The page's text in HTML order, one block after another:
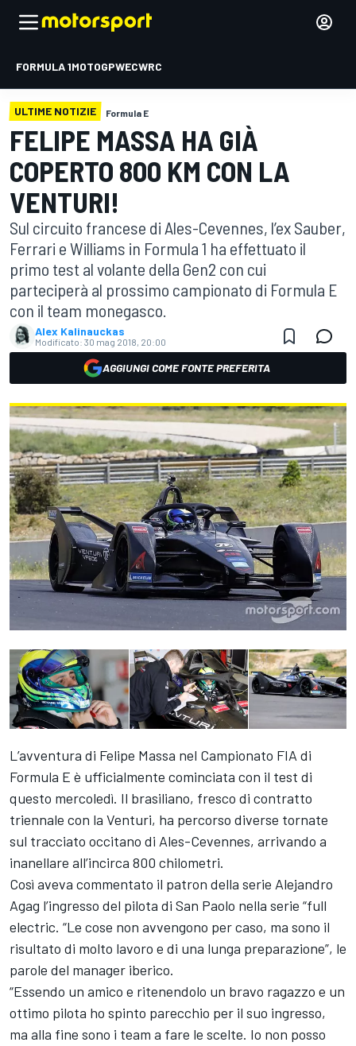
FORMULA 1MOTOGPWECWRC
ULTIME NOTIZIE Formula E
FELIPE MASSA HA GIÀ
COPERTO 800 KM CON LA
VENTURI!
Sul circuito francese di Ales-Cevennes, l’ex Sauber,
Ferrari e Williams in Formula 1 ha effettuato il
primo test al volante della Gen2 con cui
parteciperà al prossimo campionato di Formula E
con il team monegasco.
Alex Kalinauckas
Modificato: 30 mag 2018, 20:00
AGGIUNGI COME FONTE PREFERITA
L’avventura di Felipe Massa nel Campionato FIA di
Formula E è ufficialmente cominciata con il test di
questo mercoledì. Il brasiliano, fresco di contratto
triennale con la Venturi, ha percorso diverse tornate
sul tracciato occitano di Ales-Cevennes, arrivando a
inanellare all’incirca 800 chilometri.
Così aveva commentato il patron della serie Alejandro
Agag l’ingresso del pilota di San Paolo nella serie “full
electric. “Le cose non avvengono per caso, ma sono il
risultato di molto lavoro e di una lunga preparazione”, le
parole del manager iberico.
“Essendo un amico e ritenendolo un bravo ragazzo e un
ottimo pilota ho spinto parecchio per il suo ingresso,
ma alla fine sono i team a fare le scelte. Io non posso